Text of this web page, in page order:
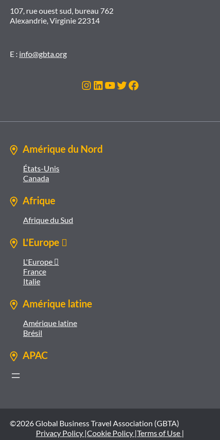
107, rue ouest sud, bureau 762
Alexandrie, Virginie 22314
E : info@gbta.org
Instagram
LinkedIn
YouTube
Twitter
Facebook
Amérique du Nord
États-Unis
Canada
Afrique
Afrique du Sud
L'Europe 
L'Europe 
France
Italie
Amérique latine
Amérique latine
Brésil
APAC
©2026 Global Business Travel Association (GBTA)
Privacy Policy |Cookie Policy |Terms of Use |